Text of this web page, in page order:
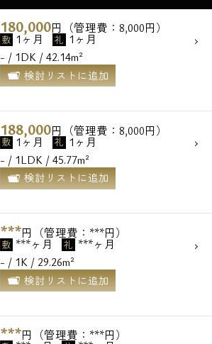
180,000円（管理費：8,000円）
敷 1ヶ月 礼 1ヶ月
- / 1DK / 42.14m²
検討リストに追加
188,000円（管理費：8,000円）
敷 1ヶ月 礼 1ヶ月
- / 1LDK / 45.77m²
検討リストに追加
***円（管理費：***円）
敷 ***ヶ月 礼 ***ヶ月
- / 1K / 29.26m²
検討リストに追加
***円（管理費：***円）